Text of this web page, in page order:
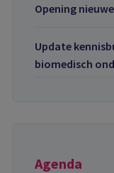
Opening
Update
biomedisch
Agenda